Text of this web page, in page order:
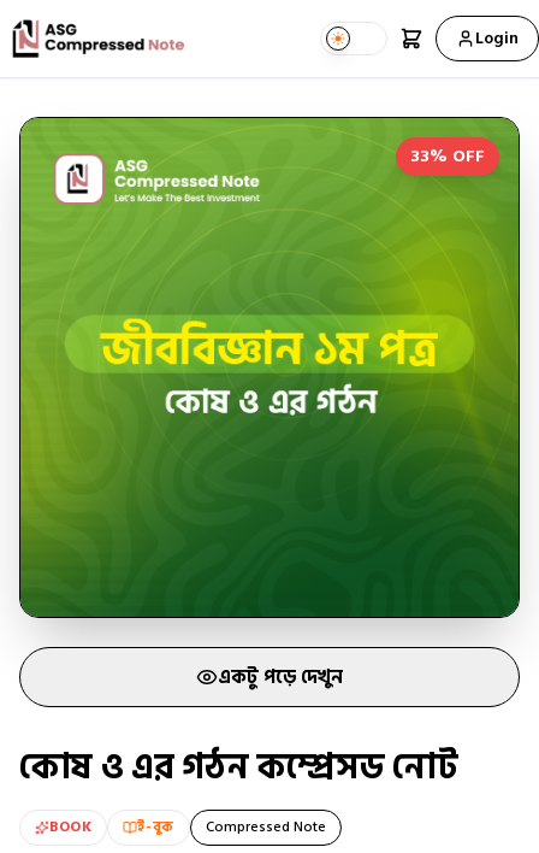
Login
33% OFF
একটু পড়ে দেখুন
কোষ ও এর গঠন কম্প্রেসড নোট
BOOK ই-বুক Compressed Note